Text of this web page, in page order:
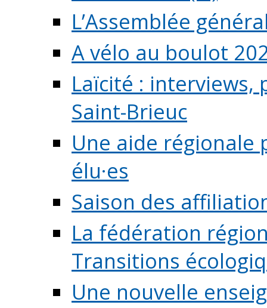
L’Assemblée
A vélo au boulot
Laïcité :
Saint-Brieuc
Une aide régionale
élu·es
Saison des
La fédération
Transitions
Une nouvelle